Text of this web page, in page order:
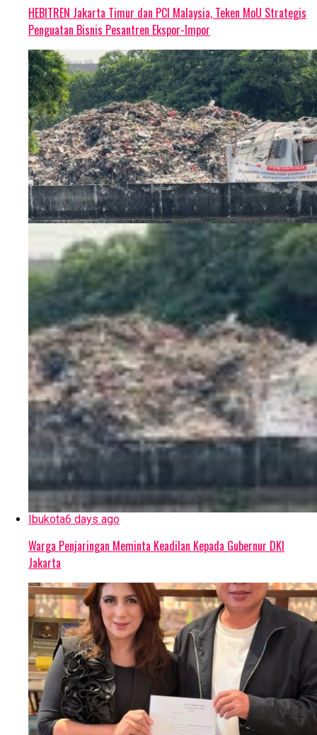
HEBITREN Jakarta Timur dan PCI Malaysia, Teken MoU Strategis
Penguatan Bisnis Pesantren Ekspor-Impor
Ibukota6 days ago
Warga Penjaringan Meminta Keadilan Kepada Gubernur DKI
Jakarta